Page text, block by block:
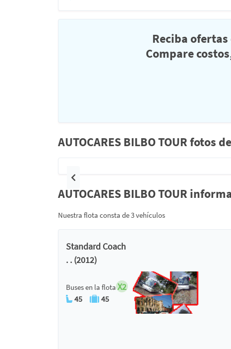
Reciba
Compare
AUTOCARES BILBO TOUR
Anterior
AUTOCARES BILBO TOUR
Nuestra flota consta de 3 vehículos
Standard Coach
. . (2012)
Buses en la flota X2
45 45